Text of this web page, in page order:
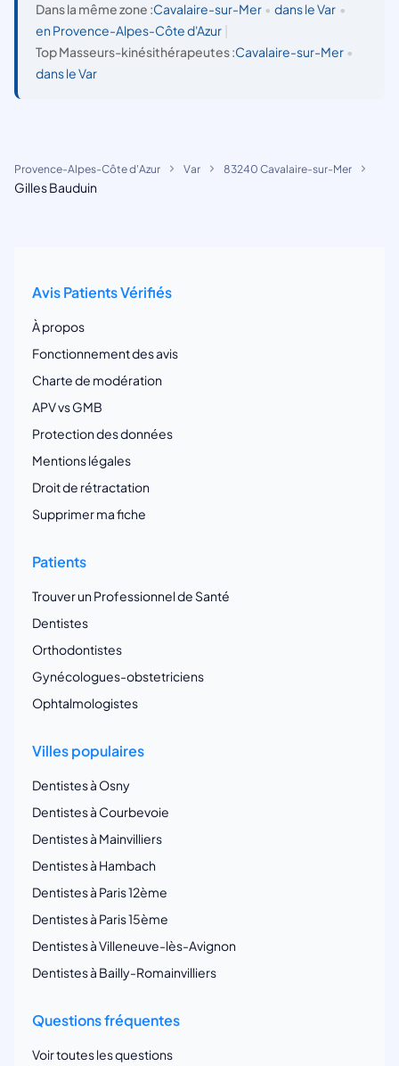
Dans la même zone :Cavalaire-sur-Mer • dans le Var •
en Provence-Alpes-Côte d'Azur
Top Masseurs-kinésithérapeutes :Cavalaire-sur-Mer •
dans le Var
Provence-Alpes-Côte d'Azur Var 83240 Cavalaire-sur-Mer
Gilles Bauduin
Avis Patients Vérifiés
À propos
Fonctionnement des avis
Charte de modération
APV vs GMB
Protection des données
Mentions légales
Droit de rétractation
Supprimer ma fiche
Patients
Trouver un Professionnel de Santé
Dentistes
Orthodontistes
Gynécologues-obstetriciens
Ophtalmologistes
Villes populaires
Dentistes à Osny
Dentistes à Courbevoie
Dentistes à Mainvilliers
Dentistes à Hambach
Dentistes à Paris 12ème
Dentistes à Paris 15ème
Dentistes à Villeneuve-lès-Avignon
Dentistes à Bailly-Romainvilliers
Questions fréquentes
Voir toutes les questions